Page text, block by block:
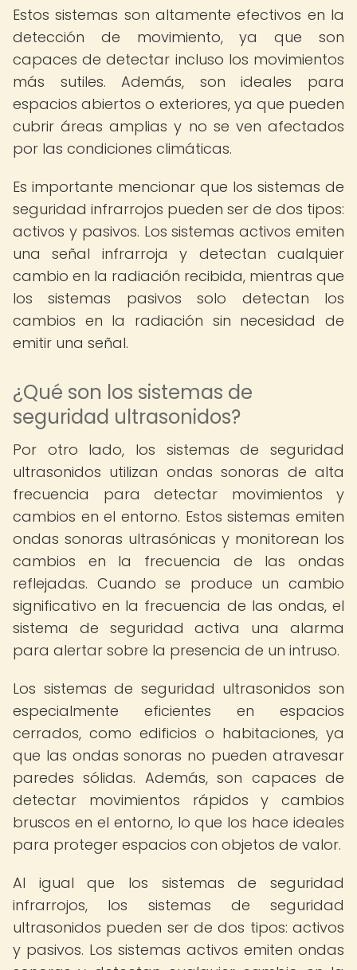
Estos sistemas son altamente efectivos en la
detección de movimiento, ya que son
capaces de detectar incluso los movimientos
más sutiles. Además, son ideales para
espacios abiertos o exteriores, ya que pueden
cubrir áreas amplias y no se ven afectados
por las condiciones climáticas.
Es importante mencionar que los sistemas de
seguridad infrarrojos pueden ser de dos tipos:
activos y pasivos. Los sistemas activos emiten
una señal infrarroja y detectan cualquier
cambio en la radiación recibida, mientras que
los sistemas pasivos solo detectan los
cambios en la radiación sin necesidad de
emitir una señal.
¿Qué son los sistemas de
seguridad ultrasonidos?
Por otro lado, los sistemas de seguridad
ultrasonidos utilizan ondas sonoras de alta
frecuencia para detectar movimientos y
cambios en el entorno. Estos sistemas emiten
ondas sonoras ultrasónicas y monitorean los
cambios en la frecuencia de las ondas
reflejadas. Cuando se produce un cambio
significativo en la frecuencia de las ondas, el
sistema de seguridad activa una alarma
para alertar sobre la presencia de un intruso.
Los sistemas de seguridad ultrasonidos son
especialmente eficientes en espacios
cerrados, como edificios o habitaciones, ya
que las ondas sonoras no pueden atravesar
paredes sólidas. Además, son capaces de
detectar movimientos rápidos y cambios
bruscos en el entorno, lo que los hace ideales
para proteger espacios con objetos de valor.
Al igual que los sistemas de seguridad
infrarrojos, los sistemas de seguridad
ultrasonidos pueden ser de dos tipos: activos
y pasivos. Los sistemas activos emiten ondas